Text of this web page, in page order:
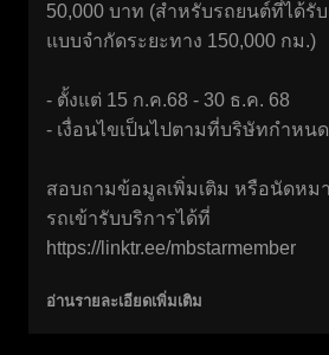
50,000 บาท (สำหรับรถยนต์ที่ได้รั
แบบจำกัดระยะทาง 150,000 กม.)
- ตั้งแต่ 15 ก.ค.68 - 30 ธ.ค. 68
- เงื่อนไขเป็นไปตามที่บริษัทกำหนด
สอบถามข้อมูลเพิ่มเติม หรือนัดหม
รถเข้ารับบริการได้ที่
https://linktr.ee/mbstarmember
อ่านรายละเอียดเพิ่มเติม